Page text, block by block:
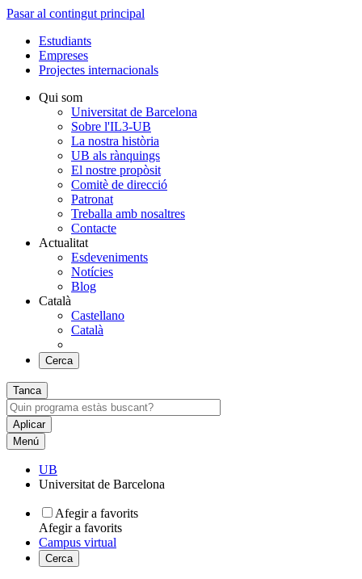
Pasar al contingut principal
Estudiants
Empreses
Projectes internacionals
Qui som
Universitat de Barcelona
Sobre l'IL3-UB
La nostra història
UB als rànquings
El nostre propòsit
Comitè de direcció
Patronat
Treballa amb nosaltres
Contacte
Actualitat
Esdeveniments
Notícies
Blog
Català
Castellano
Català
Cerca
Tanca
Menú
UB
Universitat de Barcelona
Afegir a favorits
Afegir a favorits
Campus virtual
Cerca